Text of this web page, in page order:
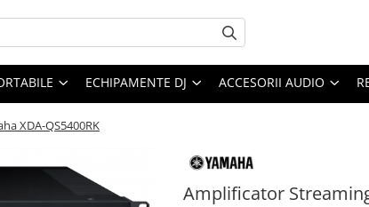
ECHIPAMENTE DJ ACCESORII AUDIO
XDA-QS5400RK
Amplificator